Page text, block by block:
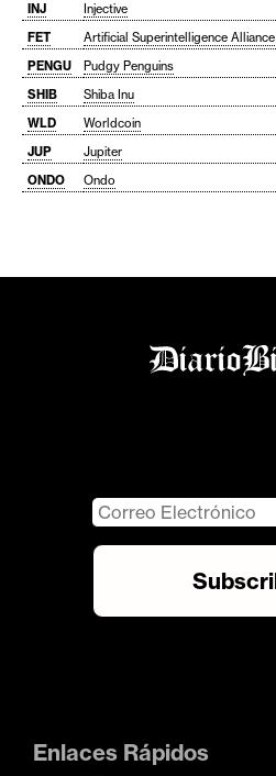
INJ Injective
FET
Artificial Superintelligence Alliance
PENGU
Pudgy Penguins
SHIB
Shiba Inu
WLD
Worldcoin
JUP
Jupiter
ONDO
Ondo
Enlaces Rápidos